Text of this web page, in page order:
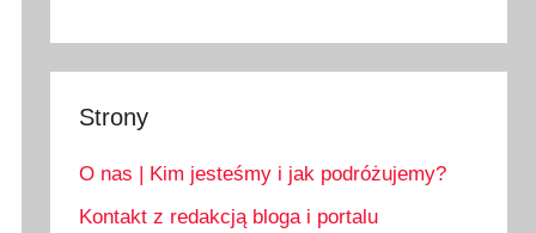
Strony
O nas | Kim jesteśmy i jak podróżujemy?
Kontakt z redakcją bloga i portalu